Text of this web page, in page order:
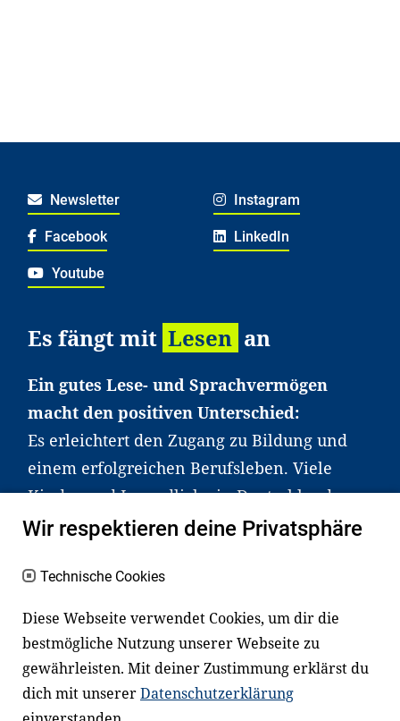
Newsletter Instagram
Facebook LinkedIn
Youtube
Es fängt mit Lesen an
Ein gutes Lese- und Sprachvermögen
macht den positiven Unterschied:
Es erleichtert den Zugang zu Bildung und
einem erfolgreichen Berufsleben. Viele
Kinder und Jugendliche in Deutschland
haben aber große Schwierigkeiten dabei.
an Familien sowie an Erzieher*innen,
Lehrer*innen und andere
Fachexpert*innen. Dafür arbeiten wir eng
mit Ministerien, wissenschaftlichen
Einrichtungen, Verbänden, Unternehmen
Wir respektieren deine Privatsphäre
Technische Cookies
Diese Webseite verwendet Cookies, um dir die
bestmögliche Nutzung unserer Webseite zu
gewährleisten. Mit deiner Zustimmung erklärst du
dich mit unsererDatenschutzerklärung